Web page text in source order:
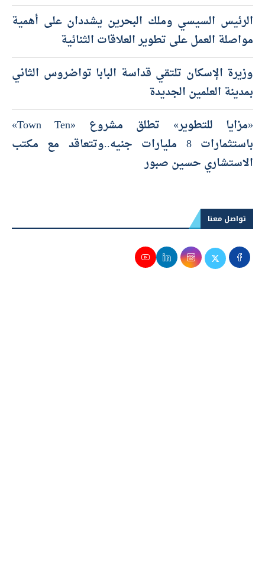
الرئيس السيسي وملك البحرين يشددان على أهمية
مواصلة العمل على تطوير العلاقات الثنائية
وزيرة الإسكان تلتقي قداسة البابا تواضروس الثاني
بمدينة العلمين الجديدة
«مزايا للتطوير» تطلق مشروع «Town Ten»
باستثمارات 8 مليارات جنيه..وتتعاقد مع مكتب
الاستشاري حسين صبور
تواصل معنا